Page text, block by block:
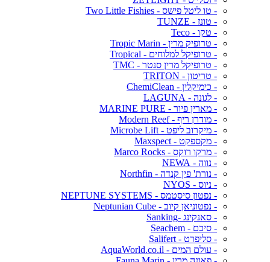
- טו ליטל פישס - Two Little Fishies
- טונז - TUNZE
- טקו - Teco
- טרופיק מרין - Tropic Marin
- טרופיקל למלוחים - Tropical
- טרופיקל מרין סנטר - TMC
- טריטון - TRITON
- כימיקלין - ChemiClean
- לגונה - LAGUNA
- מארין פיור - MARINE PURE
- מודרן ריף - Modern Reef
- מיקרוב ליפט - Microbe Lift
- מקספקט - Maxspect
- מרקו רוקס - Marco Rocks
- נווה - NEWA
- נורת' פין קנדה - Northfin
- ניוס - NYOS
- נפטון סיסטמס - NEPTUNE SYSTEMS
- נפטוניאן קיוב - Neptunian Cube
- סאנקינג -Sanking
- סיכם - Seachem
- סליפרט - Salifert
- עולם המים - AquaWorld.co.il